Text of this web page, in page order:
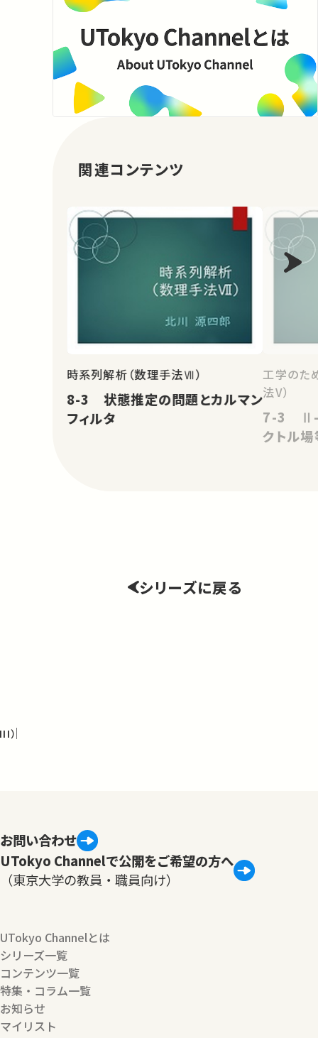
関連コンテンツ
時系列解析（数理手法Ⅶ）
8-3 状態推定の問題とカルマン
フィルタ
工学のた
法V）
7-3 Ⅱ-
クトル
シリーズに戻る
）
お問い合わせ
UTokyo Channelで公開をご希望の方へ
（東京大学の教員・職員向け）
UTokyo Channelとは
シリーズ一覧
コンテンツ一覧
特集・コラム一覧
お知らせ
マイリスト